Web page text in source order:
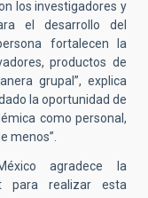
los investigadores y
el desarrollo del
fortalecen la
productos de
grupal”, explica
la oportunidad de
como personal,
menos”.
agradece la
para realizar esta